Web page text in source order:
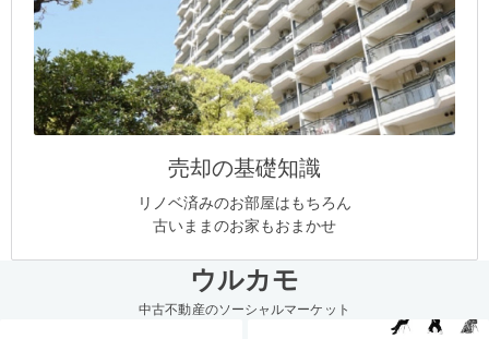
売却の基礎知識
リノベ済みのお部屋はもちろん
古いままのお家もおまかせ
ウルカモ
中古不動産のソーシャルマーケット